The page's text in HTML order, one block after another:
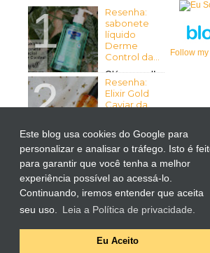
Este blog usa cookies do Google para
personalizar e analisar o tráfego. Isto é
para garantir que você tenha a melhor
experiência possível ao acessá-lo.
Continuando, iremos entender que aceita
seu uso.
Leia a Política de privacidade.
Eu Aceito
Resenha:
sabonete
líquido
Derme
Control da...
Olá pessoal!
Tudo bem com vocês? Espero
que sim ...
Resenha:
Elixir Gold
Caviar da
Olá pessoal!
Tudo bem
com vocês? Espero que sim! ...
Resenha:
Liftactiv
Supreme
da Vichy
por Kutiz...
apresentado neste post foi ...
Follow